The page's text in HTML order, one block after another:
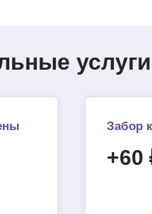
услуги
Забор
+60